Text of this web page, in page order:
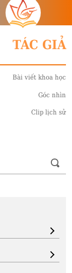
TÁC GIẢ
Bài viết khoa học
Góc nhìn
Clip lịch sử